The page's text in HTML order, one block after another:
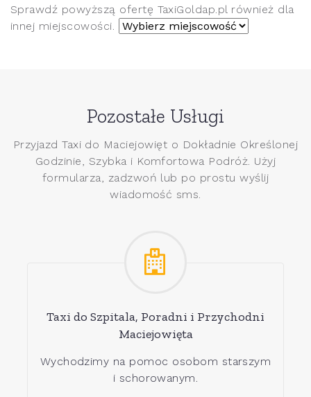
Sprawdź powyższą ofertę TaxiGoldap.pl również dla
innej miejscowości.
Pozostałe Usługi
Przyjazd Taxi do Maciejowięt o Dokładnie Określonej
Godzinie, Szybka i Komfortowa Podróż. Użyj
formularza, zadzwoń lub po prostu wyślij
wiadomość sms.
Taxi do Szpitala, Poradni i Przychodni
Maciejowięta
Wychodzimy na pomoc osobom starszym
i schorowanym.